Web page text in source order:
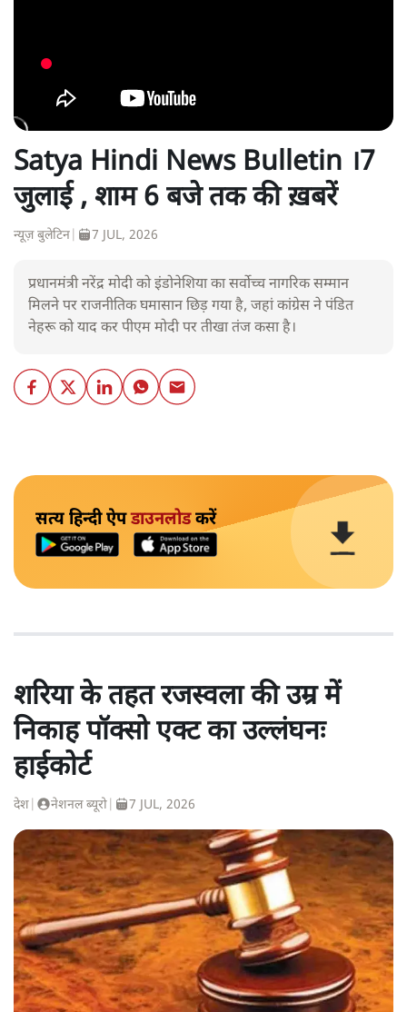
Satya Hindi News Bulletin ।7
जुलाई , शाम 6 बजे तक की ख़बरें
न्यूज़ बुलेटिन 7 JUL, 2026
प्रधानमंत्री नरेंद्र मोदी को इंडोनेशिया का सर्वोच्च नागरिक सम्मान
मिलने पर राजनीतिक घमासान छिड़ गया है, जहां कांग्रेस ने पंडित
नेहरू को याद कर पीएम मोदी पर तीखा तंज कसा है।
सत्य हिन्दी ऐपडाउनलोडकरें
शरिया के तहत रजस्वला की उम्र में
निकाह पॉक्सो एक्ट का उल्लंघनः
हाईकोर्ट
देश नेशनल ब्यूरो 7 JUL, 2026